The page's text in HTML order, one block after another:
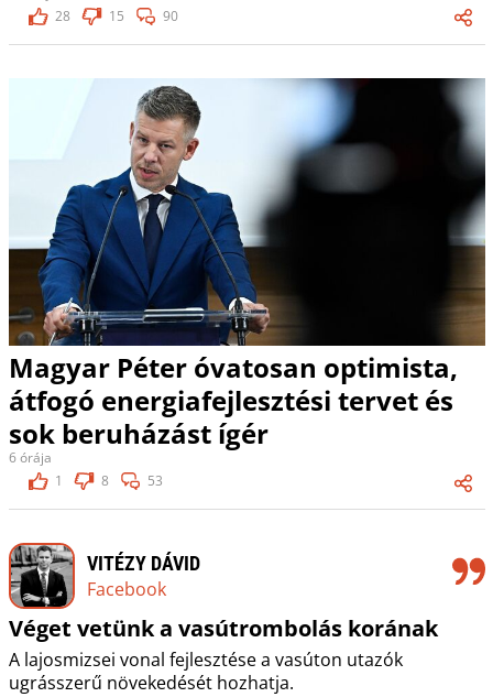
28
15 90
Magyar Péter óvatosan optimista,
átfogó energiafejlesztési tervet és
sok beruházást ígér
6 órája
1
8 53
VITÉZY DÁVID
Facebook
Véget vetünk a vasútrombolás korának
A lajosmizsei vonal fejlesztése a vasúton utazók
ugrásszerű növekedését hozhatja.